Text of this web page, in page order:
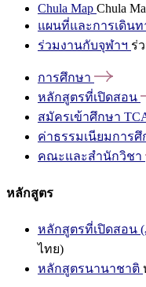
Chula Map Chula
แผนที่และการเดินท
ร่วมงานกับจุฬาฯ ร่
การศึกษา
หลักสูตรที่เปิดสอน
สมัครเข้าศึกษา
ค่าธรรมเนียมการศึ
คณะและสำนักวิชา
หลักสูตร
หลักสูตรที่เปิดสอน
ไทย)
หลักสูตรนานาชาติ